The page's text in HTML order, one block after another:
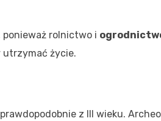
ponieważ rolnictwo i
utrzymać życie.
z III wieku.